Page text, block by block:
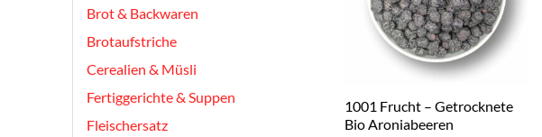
Brot & Backwaren
Brotaufstriche
Cerealien & Müsli
Fertiggerichte & Suppen
Fleischersatz
1001 Frucht – Getrocknete
Bio Aroniabeeren